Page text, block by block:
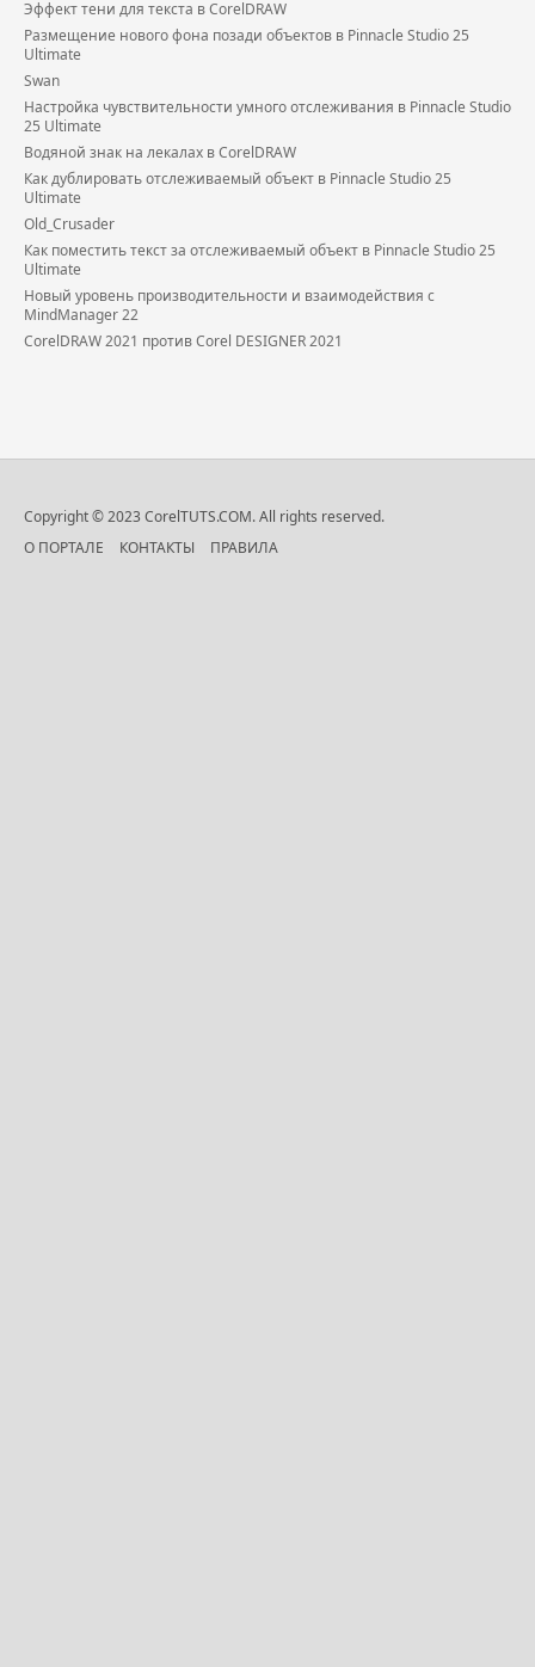
Эффект тени для текста в CorelDRAW
Размещение нового фона позади объектов в Pinnacle Studio 25
Ultimate
Swan
Настройка чувствительности умного отслеживания в Pinnacle Studio
25 Ultimate
Водяной знак на лекалах в CorelDRAW
Как дублировать отслеживаемый объект в Pinnacle Studio 25
Ultimate
Old_Crusader
Как поместить текст за отслеживаемый объект в Pinnacle Studio 25
Ultimate
Новый уровень производительности и взаимодействия с
MindManager 22
CorelDRAW 2021 против Corel DESIGNER 2021
Copyright © 2023 CorelTUTS.COM. All rights reserved.
О ПОРТАЛЕ
КОНТАКТЫ ПРАВИЛА